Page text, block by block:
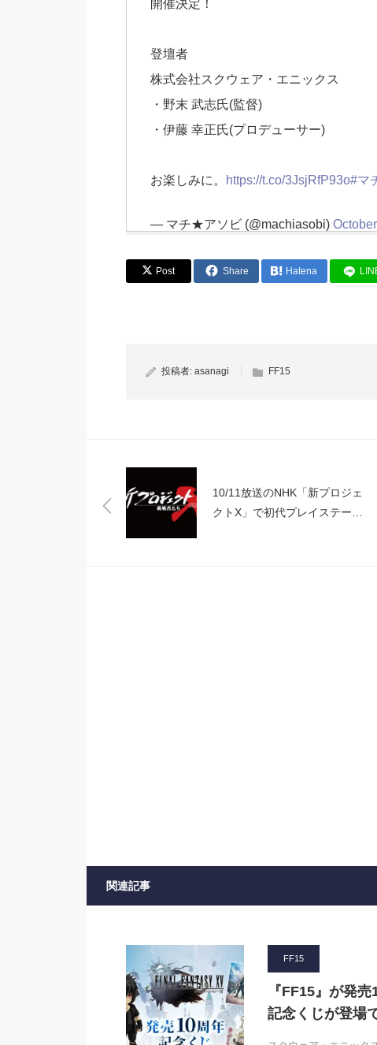
開催決定！
登壇者
株式会社スクウェア・エニックス
・野末 武志氏(監督)
・伊藤 幸正氏(プロデューサー)
お楽しみに。 https://t.co/3JsjRfP93o#マ
— マチ★アソビ (@machiasobi)
Post Share Hatena
投稿者: asanagi FF15
10/11放送のNHK「新プロジェ
クトX」で初代プレイステーシ
関連記事
FF15
『FF15』が発
記念くじが登場